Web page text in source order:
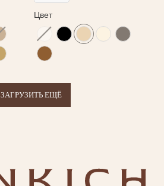
Цвет
ЗАГРУЗИТЬ ЕЩЁ